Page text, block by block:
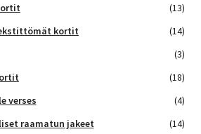
(13)
kortit
(14)
(3)
(18)
verses
(4)
raamatun jakeet
(14)